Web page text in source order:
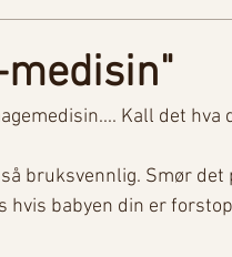
Kall det hva
bruksvennlig. Smør
hvis babyen din er